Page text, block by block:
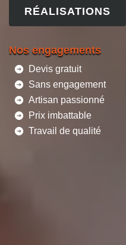
RÉALISATIONS
Nos engagements
Devis gratuit
Sans engagement
Artisan passionné
Prix imbattable
Travail de qualité